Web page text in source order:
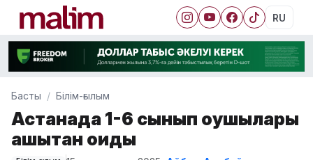
RU
Басты Білім-ғылым
Астанада 1-6 сынып оқушылары
қашықтан оқиды